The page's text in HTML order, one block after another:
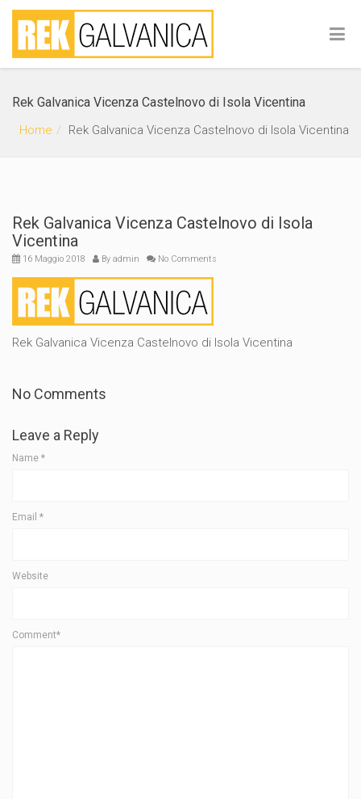
Rek Galvanica Vicenza Castelnovo di Isola Vicentina
Home Rek Galvanica Vicenza Castelnovo di Isola Vicentina
Rek Galvanica Vicenza Castelnovo di Isola
Vicentina
16 Maggio 2018 By admin No Comments
Rek Galvanica Vicenza Castelnovo di Isola Vicentina
No Comments
Leave a Reply
Name *
Email *
Website
Comment*